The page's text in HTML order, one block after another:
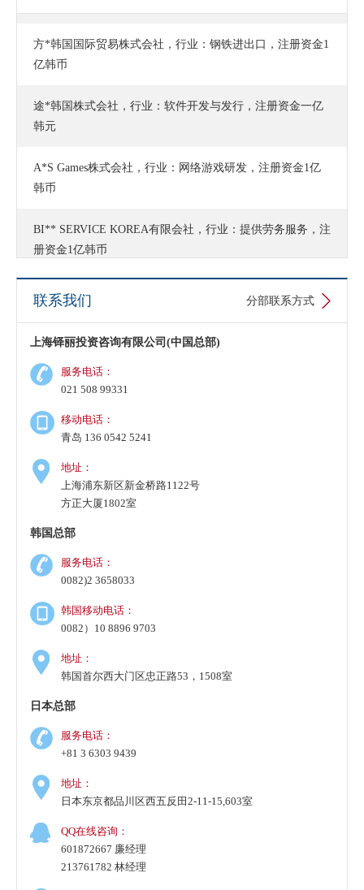
方*韩国国际贸易株式会社，行业：钢铁进出口，注册资金1
亿韩币
途*韩国株式会社，行业：软件开发与发行，注册资金一亿
韩元
A*S Games株式会社，行业：网络游戏研发，注册资金1亿
韩币
BI** SERVICE KOREA有限会社，行业：提供劳务服务，注
册资金1亿韩币
亿韩币
An*****ne Medicine Co., Ltd.，行业：生物及医药技术开
发，注册资金1亿韩币
亿韩币
华**天韩国有限会社，行业：软件技术开发服务，注册资金
1亿韩币
ZEN****S SEMI-TECH KOREA有限会社，行业：自动化测
试机、探针卡、测试耗材的研发，注册资金3亿韩币
联系我们 分部联系方式
上海铎丽投资咨询有限公司(中国总部)
服务电话：
021 508 99331
移动电话：
青岛 136 0542 5241
地址：
上海浦东新区新金桥路1122号
方正大厦1802室
韩国总部
服务电话：
0082)2 3658033
韩国移动电话：
0082）10 8896 9703
地址：
韩国首尔西大门区忠正路53，1508室
日本总部
服务电话：
+81 3 6303 9439
地址：
日本东京都品川区西五反田2-11-15,603室
QQ在线咨询：
601872667 廉经理
213761782 林经理